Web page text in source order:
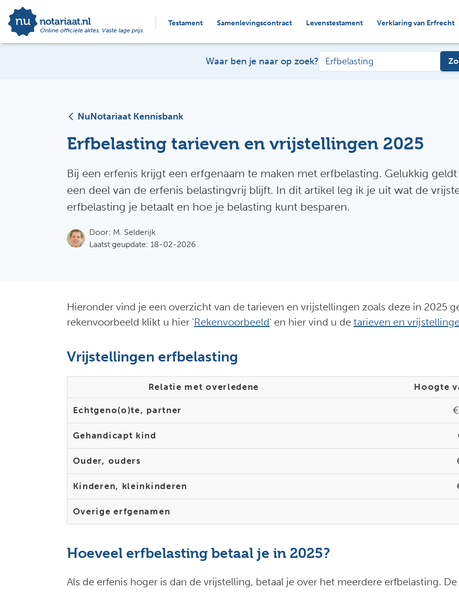
Online officiële aktes. Vaste lage prijs.
Testament Samenlevingscontract Levenstestament Verklaring van Erfrecht
Waar ben je naar op zoek?
NuNotariaat Kennisbank
Erfbelasting tarieven en vrijstellingen 2025
Bij een erfenis krijgt een erfgenaam te maken met erfbelasting. Gelukkig
een deel van de erfenis belastingvrij blijft. In dit artikel leg ik je uit wat de
erfbelasting je betaalt en hoe je belasting kunt besparen.
Door: M. Selderijk
Laatst geupdate: 18-02-2026
Hieronder vind je een overzicht van de tarieven en vrijstellingen zoals deze in 2025
rekenvoorbeeld klikt u hier 'Rekenvoorbeeld' en hier vind u de tarieven en
Vrijstellingen erfbelasting
Relatie met overledene Hoogte
Echtgeno(o)te, partner
Gehandicapt kind
Ouder, ouders
Kinderen, kleinkinderen
Overige erfgenamen
Hoeveel erfbelasting betaal je in 2025?
Als de erfenis hoger is dan de vrijstelling, betaal je over het meerdere erfbelasting.